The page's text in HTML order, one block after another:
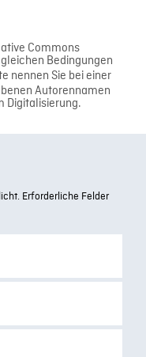
Commons
Bedingungen
nennen Sie bei einer
Autorennamen
Digitalisierung.
Erforderliche Felder